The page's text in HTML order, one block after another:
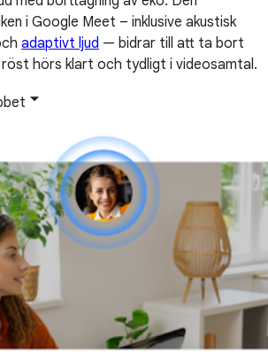
i Google Meet – inklusive akustisk
adaptivt ljud — bidrar till att ta bort
hörs klart och tydligt i videosamtal.